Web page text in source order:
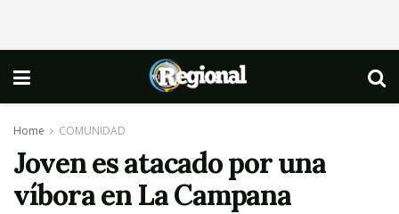
Home COMUNIDAD
Joven es atacado por una
víbora en La Campana